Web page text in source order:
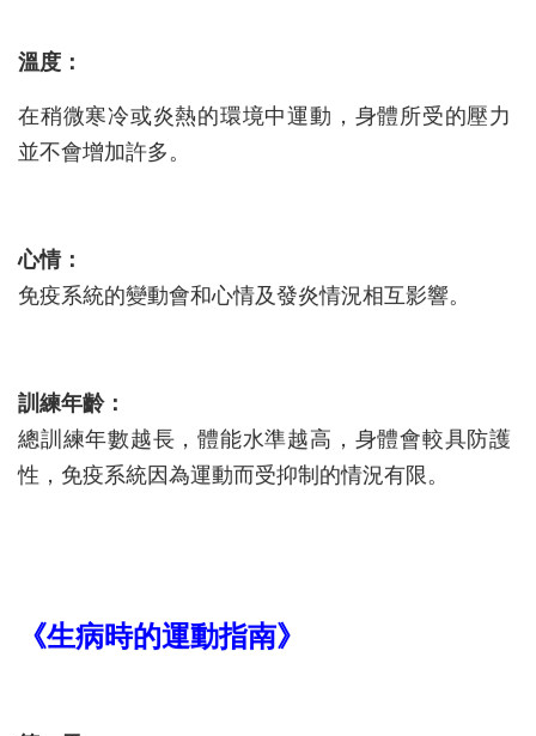
溫度：
在稍微寒冷或炎熱的環境中運動，身體所受的壓力
並不會增加許多。
心情：
免疫系統的變動會和心情及發炎情況相互影響。
訓練年齡：
總訓練年數越長，體能水準越高，身體會較具防護
性，免疫系統因為運動而受抑制的情況有限。
《生病時的運動指南》